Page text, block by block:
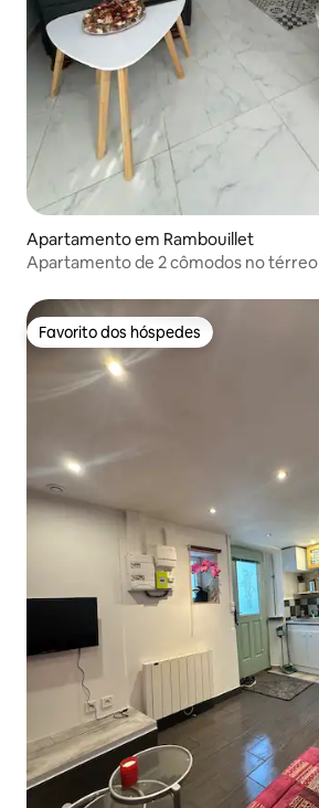
Apartamento em Rambouillet
Apartamento de 2 cômodos no térreo
Favorito dos hóspedes
Favorito dos hóspedes